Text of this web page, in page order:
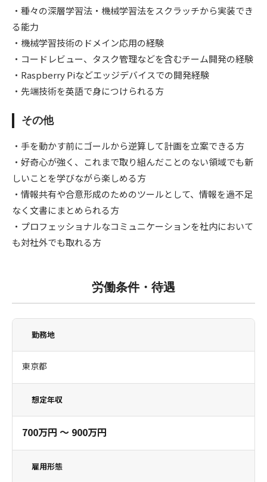
・種々の深層学習法‧機械学習法をスクラッチから実装でき
る能⼒
・機械学習技術のドメイン応⽤の経験
・コードレビュー、タスク管理などを含むチーム開発の経験
・Raspberry Piなどエッジデバイスでの開発経験
・先端技術を英語で⾝につけられる⽅
その他
・⼿を動かす前にゴールから逆算して計画を⽴案できる⽅
・好奇⼼が強く、これまで取り組んだことのない領域でも新
しいことを学びながら楽しめる⽅
・情報共有や合意形成のためのツールとして、情報を過不⾜
なく⽂書にまとめられる⽅
・プロフェッショナルなコミュニケーションを社内において
も対社外でも取れる⽅
労働条件・待遇
勤務地
東京都
想定年収
700万円 〜 900万円
雇用形態